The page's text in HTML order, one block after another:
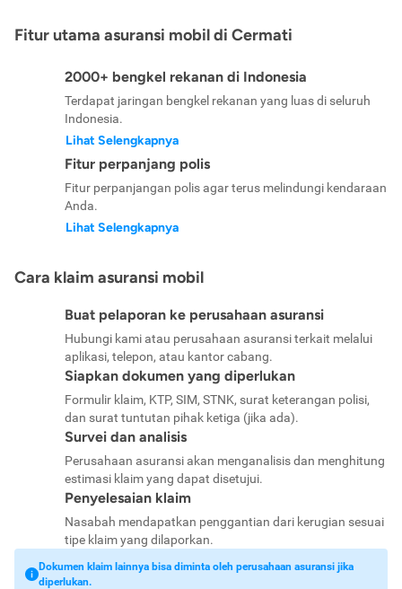
Fitur utama asuransi mobil di Cermati
2000+ bengkel rekanan di Indonesia
Terdapat jaringan bengkel rekanan yang luas di seluruh
Indonesia.
Lihat Selengkapnya
Fitur perpanjang polis
Fitur perpanjangan polis agar terus melindungi kendaraan
Anda.
Lihat Selengkapnya
Cara klaim asuransi mobil
Buat pelaporan ke perusahaan asuransi
Hubungi kami atau perusahaan asuransi terkait melalui
aplikasi, telepon, atau kantor cabang.
Siapkan dokumen yang diperlukan
Formulir klaim, KTP, SIM, STNK, surat keterangan polisi,
dan surat tuntutan pihak ketiga (jika ada).
Survei dan analisis
Perusahaan asuransi akan menganalisis dan menghitung
estimasi klaim yang dapat disetujui.
Penyelesaian klaim
Nasabah mendapatkan penggantian dari kerugian sesuai
tipe klaim yang dilaporkan.
Dokumen klaim lainnya bisa diminta oleh perusahaan asuransi jika
diperlukan.